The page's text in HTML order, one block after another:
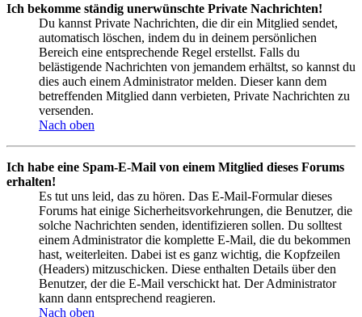
Ich bekomme ständig unerwünschte Private Nachrichten!
Du kannst Private Nachrichten, die dir ein Mitglied sendet,
automatisch löschen, indem du in deinem persönlichen
Bereich eine entsprechende Regel erstellst. Falls du
belästigende Nachrichten von jemandem erhältst, so kannst du
dies auch einem Administrator melden. Dieser kann dem
betreffenden Mitglied dann verbieten, Private Nachrichten zu
versenden.
Nach oben
Ich habe eine Spam-E-Mail von einem Mitglied dieses Forums
erhalten!
Es tut uns leid, das zu hören. Das E-Mail-Formular dieses
Forums hat einige Sicherheitsvorkehrungen, die Benutzer, die
solche Nachrichten senden, identifizieren sollen. Du solltest
einem Administrator die komplette E-Mail, die du bekommen
hast, weiterleiten. Dabei ist es ganz wichtig, die Kopfzeilen
(Headers) mitzuschicken. Diese enthalten Details über den
Benutzer, der die E-Mail verschickt hat. Der Administrator
kann dann entsprechend reagieren.
Nach oben